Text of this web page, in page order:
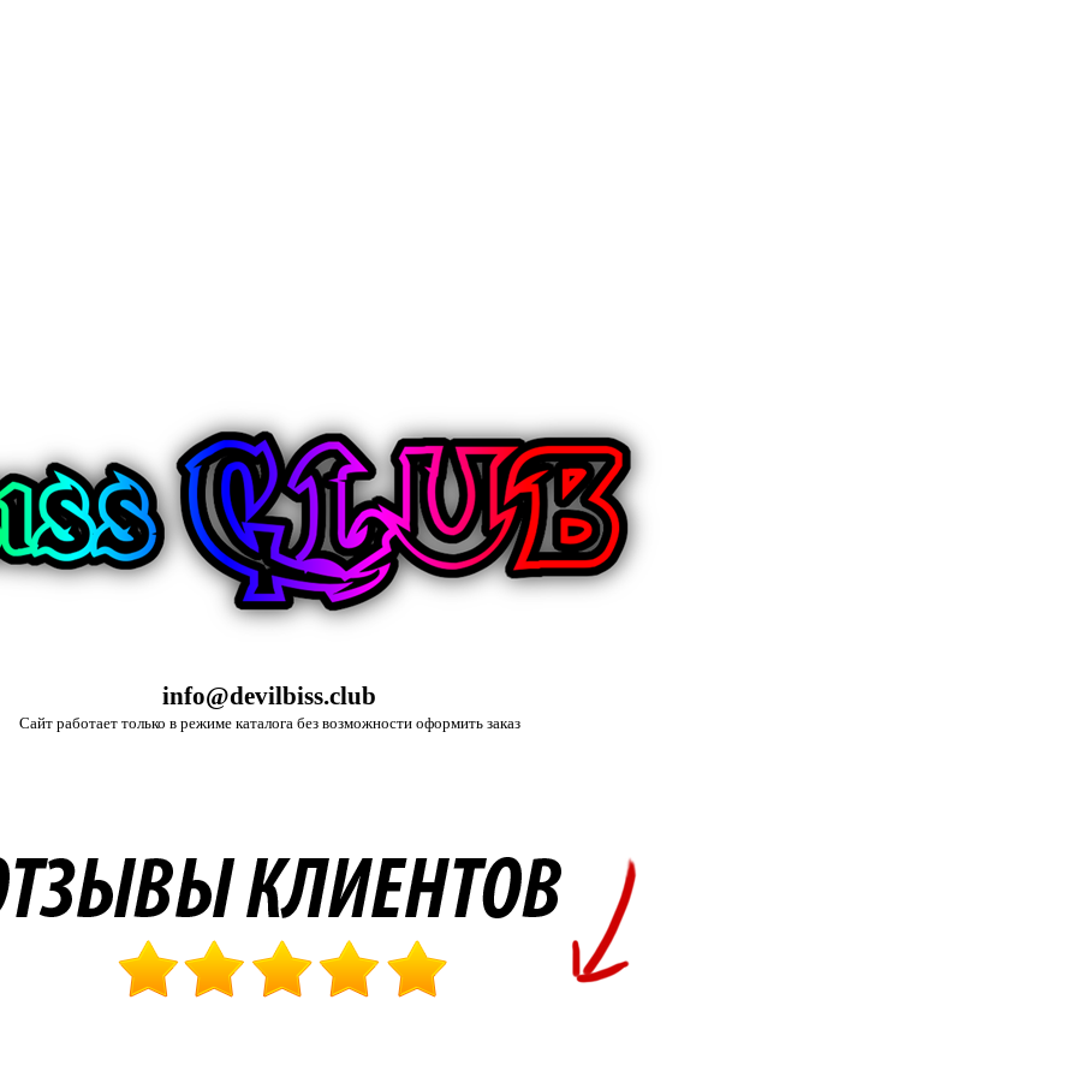
info@devilbiss.club
Сайт работает только в режиме каталога без возможности оформить заказ